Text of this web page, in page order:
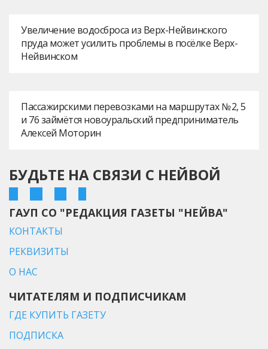
Увеличение водосброса из Верх-Нейвинского
пруда может усилить проблемы в посёлке Верх-
Нейвинском
Пассажирскими перевозками на маршрутах № 2, 5
и 76 займётся новоуральский предприниматель
Алексей Моторин
БУДЬТЕ НА СВЯЗИ С НЕЙВОЙ
ГАУП СО "РЕДАКЦИЯ ГАЗЕТЫ "НЕЙВА"
КОНТАКТЫ
РЕКВИЗИТЫ
О НАС
ЧИТАТЕЛЯМ И ПОДПИСЧИКАМ
ГДЕ КУПИТЬ ГАЗЕТУ
ПОДПИСКА